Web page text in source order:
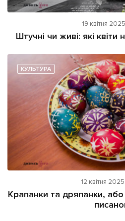
19 квітня
Штучні чи живі: які
КУЛЬТУРА
12 квітня
Крапанки та дряпанки, або